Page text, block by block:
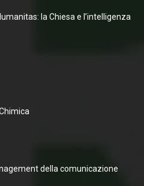
la Chiesa e l’intelligenza
della comunicazione